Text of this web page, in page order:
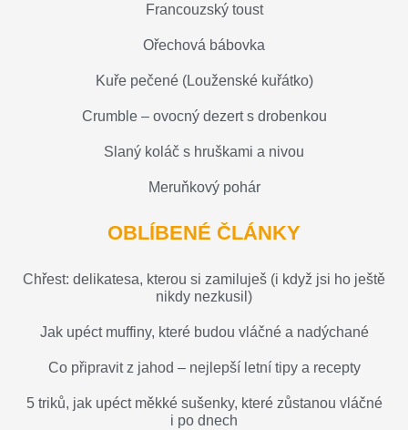
Francouzský toust
Ořechová bábovka
Kuře pečené (Louženské kuřátko)
Crumble – ovocný dezert s drobenkou
Slaný koláč s hruškami a nivou
Meruňkový pohár
OBLÍBENÉ ČLÁNKY
Chřest: delikatesa, kterou si zamiluješ (i když jsi ho ještě
nikdy nezkusil)
Jak upéct muffiny, které budou vláčné a nadýchané
Co připravit z jahod – nejlepší letní tipy a recepty
5 triků, jak upéct měkké sušenky, které zůstanou vláčné
i po dnech